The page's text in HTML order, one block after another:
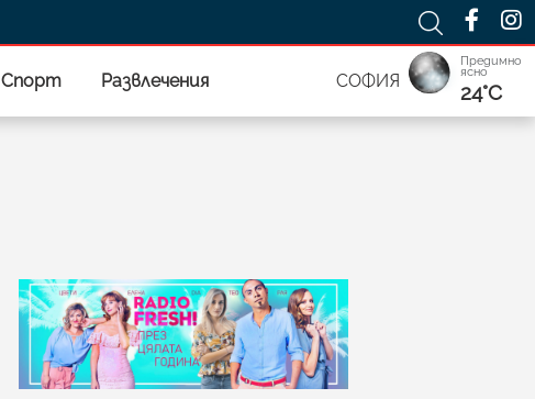
Спорт Развлечения СОФИЯ
Предимно
ясно
24°C